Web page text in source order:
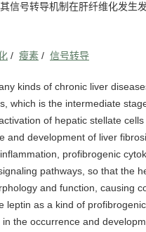
信号转导机制在肝纤维化发生
/ 瘦素 / 信号转导
kinds of chronic liver
which is the intermediate
of hepatic stellate
and development of liver
profibrogenic
pathways, so that the
and function, causing
leptin as a kind of
the occurrence and